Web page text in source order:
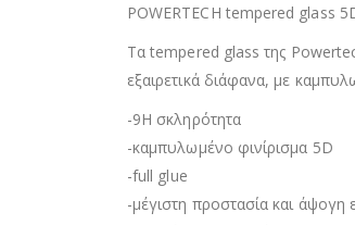
POWERTECH tempered glass
Τα tempered glass της
εξαιρετικά διάφανα, με
-9H σκληρότητα
-καμπυλωμένο φινίρισμα 5D
-full glue
-μέγιστη προστασία και άψογη